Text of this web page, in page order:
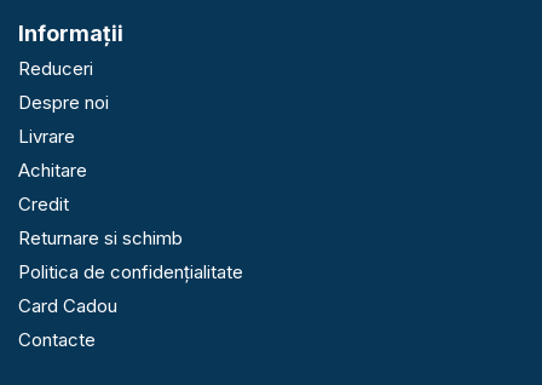
Informaţii
Reduceri
Despre noi
Livrare
Achitare
Credit
Returnare si schimb
Politica de confidențialitate
Card Cadou
Contacte